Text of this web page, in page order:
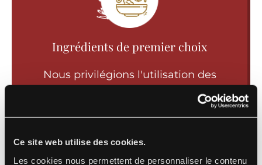
Ce site web utilise des cookies.
Les cookies nous permettent de personnaliser le contenu
Ingrédients de premier choix
Nous privilégions l'utilisation des
ingrédients les plus frais, locaux et de la
plus haute qualité pour garantir la
chaque plat que nous servons.